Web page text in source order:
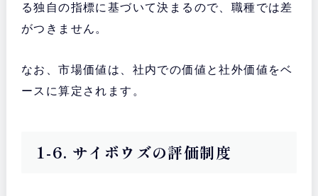
る独自の指標に基づいて決まるので、職種では差
がつきません。
なお、市場価値は、社内での価値と社外価値をベ
ースに算定されます。
1-6. サイボウズの評価制度